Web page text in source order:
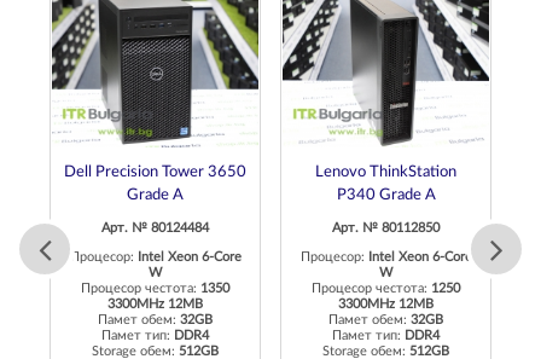
Dell Precision Tower 3650
Grade A
Арт. № 80124484
Процесор:
Intel Xeon 6-Core
W
Процесор честота: 1350
3300MHz 12MB
Памет обем: 32GB
Памет тип: DDR4
Storage обем: 512GB
Lenovo ThinkStation
P340 Grade A
Арт. № 80112850
Процесор:
Intel Xeon 6-Core
W
Процесор честота: 1250
3300MHz 12MB
Памет обем: 32GB
Памет тип: DDR4
Storage обем: 512GB